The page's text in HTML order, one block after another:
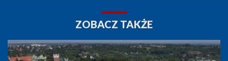
ZOBACZ TAKŻE